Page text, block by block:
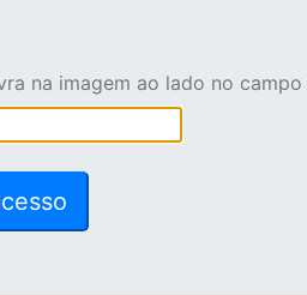
na imagem ao lado no